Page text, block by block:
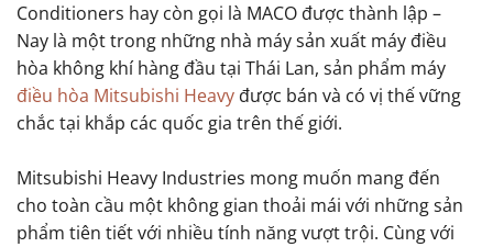
Conditioners hay còn gọi là MACO được thành lập –
Nay là một trong những nhà máy sản xuất máy điều
hòa không khí hàng đầu tại Thái Lan, sản phẩm máy
điều hòa Mitsubishi Heavy được bán và có vị thế vững
chắc tại khắp các quốc gia trên thế giới.
Mitsubishi Heavy Industries mong muốn mang đến
cho toàn cầu một không gian thoải mái với những sản
phẩm tiên tiết với nhiều tính năng vượt trội. Cùng với